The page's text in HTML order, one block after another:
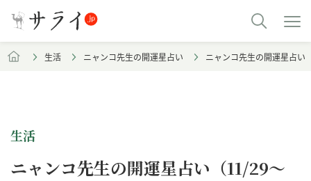
生活 ニャンコ先生の開運星占い ニャンコ先生の開運星占
生活
ニャンコ先生の開運星占い（11/29～